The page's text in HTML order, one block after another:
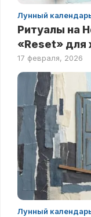
Лунный
Ритуалы на
«Reset» для
17 февраля, 2026
Лунный